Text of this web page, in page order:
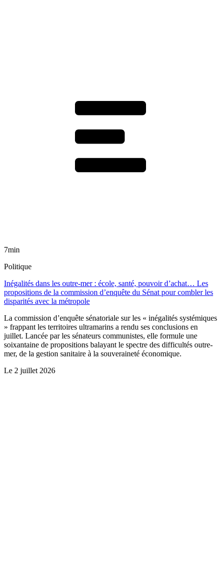
7min
Politique
Inégalités dans les outre-mer : école, santé, pouvoir d’achat… Les
propositions de la commission d’enquête du Sénat pour combler les
disparités avec la métropole
La commission d’enquête sénatoriale sur les « inégalités systémiques
» frappant les territoires ultramarins a rendu ses conclusions en
juillet. Lancée par les sénateurs communistes, elle formule une
soixantaine de propositions balayant le spectre des difficultés outre-
mer, de la gestion sanitaire à la souveraineté économique.
Le 2 juillet 2026